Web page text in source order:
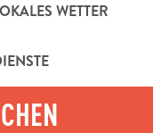
WETTER